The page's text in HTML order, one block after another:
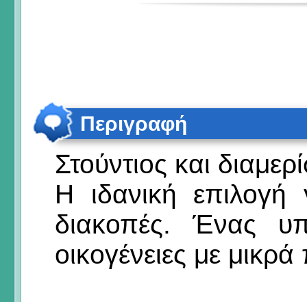
Περιγραφή
Στούντιος και
Η ιδανική επιλογή
διακοπές. Ένας
οικογένειες με μικρά